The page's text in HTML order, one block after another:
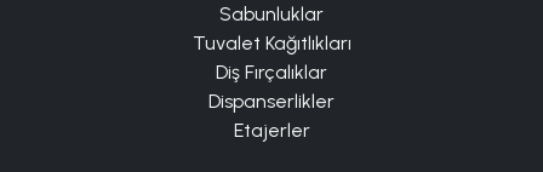
Sabunluklar
Tuvalet Kağıtlıkları
Diş Fırçalıklar
Dispanserlikler
Etajerler